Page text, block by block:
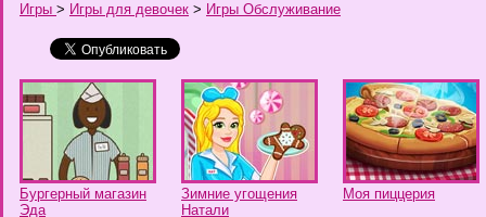
Игры > Игры для девочек > Игры Обслуживание
Бургерный магазин
Эда
Зимние угощения
Натали
Моя пиццерия